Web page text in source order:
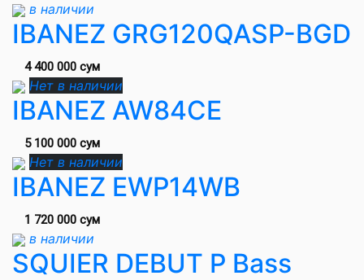
в наличии
IBANEZ GRG120QASP-BGD
4 400 000 сум
Нет в наличии
IBANEZ AW84CE
5 100 000 сум
Нет в наличии
IBANEZ EWP14WB
1 720 000 сум
в наличии
SQUIER DEBUT P Bass